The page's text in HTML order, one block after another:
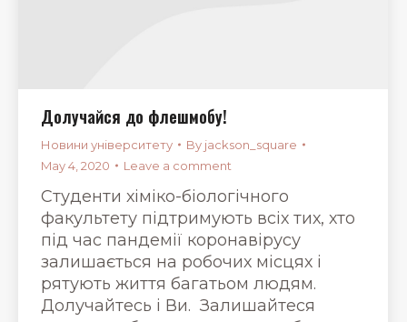
Долучайся до флешмобу!
Новини університету By jackson_square
May 4, 2020
Leave a comment
Студенти хіміко-біологічного
факультету підтримують всіх тих, хто
під час пандемії коронавірусу
залишається на робочих місцях і
рятують життя багатьом людям.
Долучайтесь і Ви. Залишайтеся